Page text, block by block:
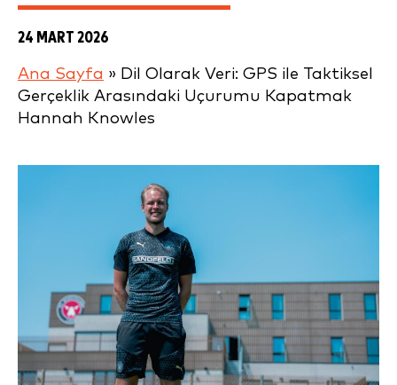
24 MART 2026
Ana Sayfa » Dil Olarak Veri: GPS ile Taktiksel
Gerçeklik Arasındaki Uçurumu Kapatmak
Hannah Knowles